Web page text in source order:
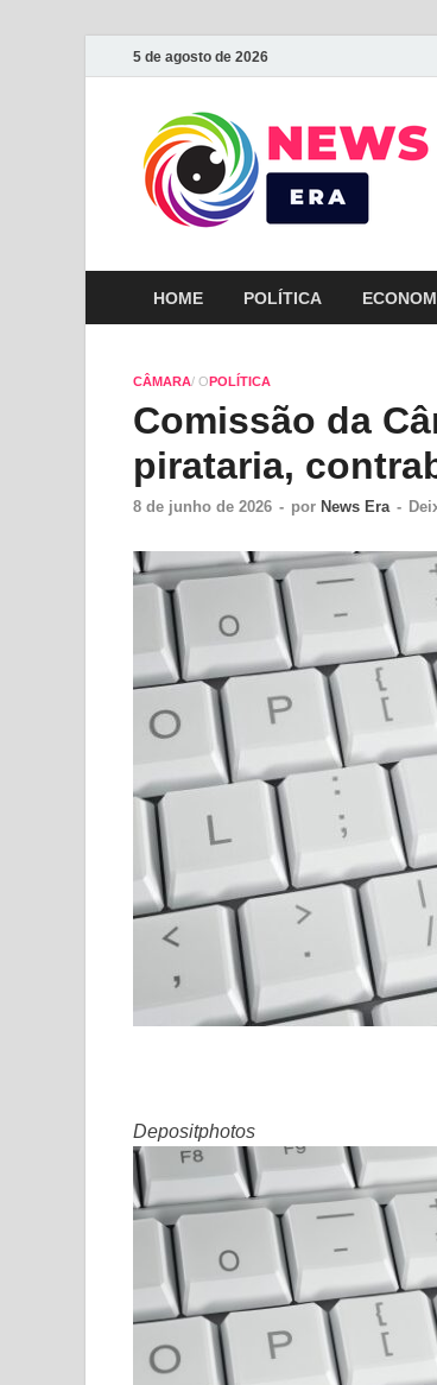
5 de agosto de 2026
HOME POLÍTICA
CÂMARA/ OPOLÍTICA
Comissão da
pirataria,
8 de junho de 2026 - por News Era -
Depositphotos